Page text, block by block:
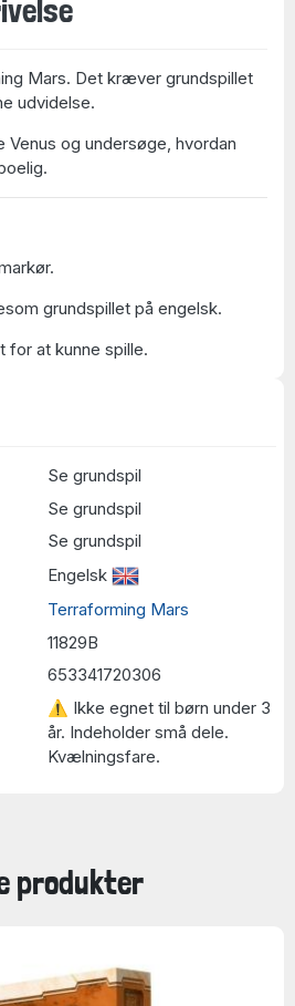
Se grundspil
Se grundspil
Se grundspil
Engelsk
Terraforming Mars
11829B
653341720306
⚠ Ikke egnet til børn under 3
år. Indeholder små dele.
Kvælningsfare.
Mars. Det kræver grundspillet
udvidelse.
og undersøge, hvordan
grundspillet på engelsk.
at kunne spille.
produkter